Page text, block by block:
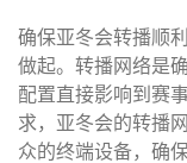
确保亚冬会转播顺
做起。转播网络是
配置直接影响到赛
求，亚冬会的转播
众的终端设备，确